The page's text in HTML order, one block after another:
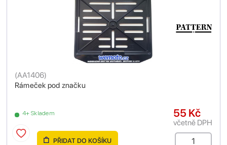
Rámeček pod značku
(AA1406)
4+ Skladem 55 Kč
včetně DPH
PŘIDAT DO KOŠÍKU